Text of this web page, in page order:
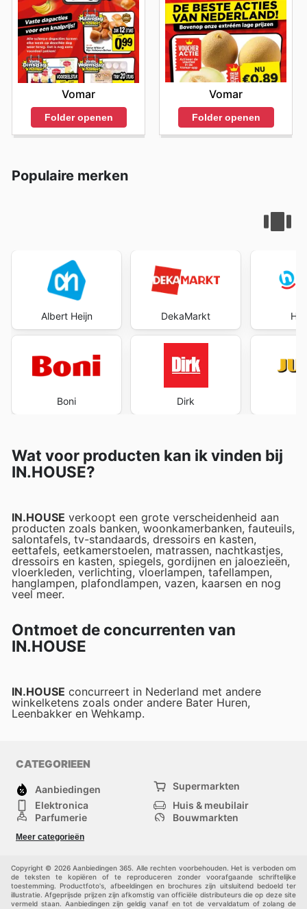
Vomar
Folder openen
Vomar
Folder openen
Populaire merken
Albert Heijn
Boni
DekaMarkt
Dirk
Wat voor producten kan ik vinden bij
IN.HOUSE?
IN.HOUSE verkoopt een grote verscheidenheid aan
producten zoals banken, woonkamerbanken, fauteuils,
salontafels, tv-standaards, dressoirs en kasten,
eettafels, eetkamerstoelen, matrassen, nachtkastjes,
dressoirs en kasten, spiegels, gordijnen en jaloezieën,
vloerkleden, verlichting, vloerlampen, tafellampen,
hanglampen, plafondlampen, vazen, kaarsen en nog
veel meer.
Ontmoet de concurrenten van
IN.HOUSE
IN.HOUSE concurreert in Nederland met andere
winkelketens zoals onder andere Bater Huren,
Leenbakker en Wehkamp.
CATEGORIEEN
Aanbiedingen
Supermarkten
Elektronica
Huis & meubilair
Parfumerie
Bouwmarkten
Kinderen
Meer categorieën
Copyright © 2026 Aanbiedingen 365. Alle rechten voorbehouden. Het is verboden om
de teksten te kopiëren of te reproduceren zonder voorafgaande schriftelijke
toestemming. Productfoto's, afbeeldingen en brochures zijn uitsluitend bedoeld ter
illustratie. Afgeprijsde prijzen zijn afkomstig van officiële distributeurs die op deze site
vermeld staan. Aanbiedingen zijn geldig vanaf en tot de vervaldatum of zolang de